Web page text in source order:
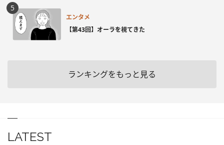
エンタメ
【第43回】オーラを視てきた
ランキングをもっと見る
LATEST